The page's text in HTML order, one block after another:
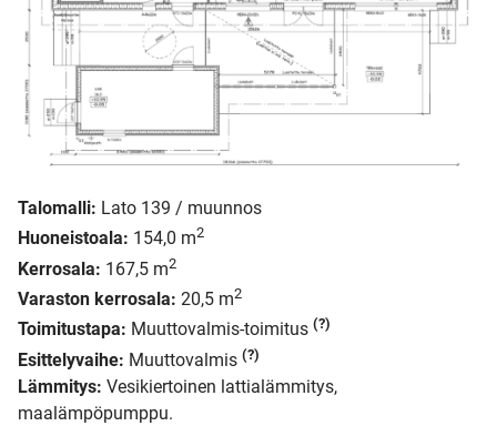
Talomalli: Lato 139 / muunnos
Huoneistoala: 154,0 m2
Kerrosala: 167,5 m2
Varaston kerrosala: 20,5 m2
Toimitustapa: Muuttovalmis-toimitus (?)
Esittelyvaihe: Muuttovalmis (?)
Lämmitys: Vesikiertoinen lattialämmitys,
maalämpöpumppu.